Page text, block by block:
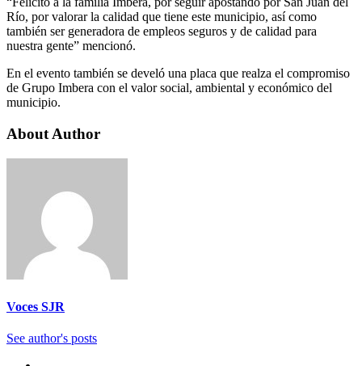
Río, por valorar la calidad que tiene este municipio, así como
también ser generadora de empleos seguros y de calidad para
nuestra gente” mencionó.
En el evento también se develó una placa que realza el compromiso
de Grupo Imbera con el valor social, ambiental y económico del
municipio.
About Author
Voces SJR
See author's posts